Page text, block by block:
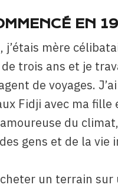
EN
j’étais mère
trois ans et je
de voyages.
Fidji avec ma fille
du
gens et de la vie
un terrain